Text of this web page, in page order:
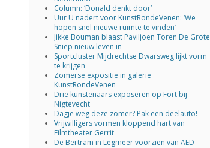
Column: ‘Donald denkt door’
Uur U nadert voor KunstRondeVenen: ‘We
hopen snel nieuwe ruimte te vinden’
Jikke Bouman blaast Paviljoen Toren De Grote
Sniep nieuw leven in
Sportcluster Mijdrechtse Dwarsweg lijkt vorm
te krijgen
Zomerse expositie in galerie
KunstRondeVenen
Drie kunstenaars exposeren op Fort bij
Nigtevecht
Dagje weg deze zomer? Pak een deelauto!
Vrijwilligers vormen kloppend hart van
Filmtheater Gerrit
De Bertram in Legmeer voorzien van AED